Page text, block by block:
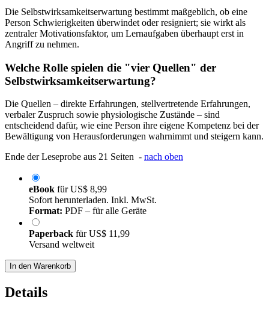
Die Selbstwirksamkeitserwartung bestimmt maßgeblich, ob eine
Person Schwierigkeiten überwindet oder resigniert; sie wirkt als
zentraler Motivationsfaktor, um Lernaufgaben überhaupt erst in
Angriff zu nehmen.
Welche Rolle spielen die "vier Quellen" der
Selbstwirksamkeitserwartung?
Die Quellen – direkte Erfahrungen, stellvertretende Erfahrungen,
verbaler Zuspruch sowie physiologische Zustände – sind
entscheidend dafür, wie eine Person ihre eigene Kompetenz bei der
Bewältigung von Herausforderungen wahrnimmt und steigern kann.
Ende der Leseprobe aus 21 Seiten - nach oben
eBook fürUS$ 8,99
Sofort herunterladen. Inkl. MwSt.
Format: PDF – für alle Geräte
Paperback fürUS$ 11,99
Versand weltweit
In den Warenkorb
Details